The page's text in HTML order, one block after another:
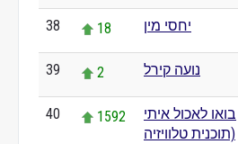
38 18 יחסי מין
39 2 נועה קירל
40 1592
בואו לאכול איתי
(תוכנית טלוויזיה